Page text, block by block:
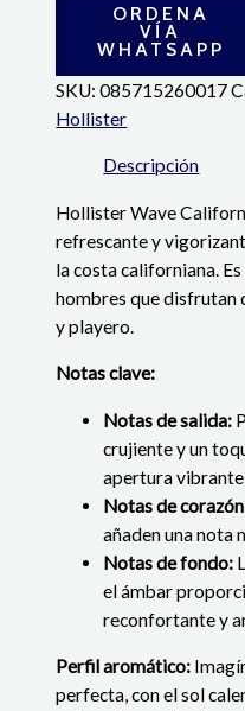
ORDENA
VÍA
WHATSAPP
SKU:085715260017
Hollister
Descripción
Hollister Wave
refrescante y
la costa californiana.
hombres que disfrutan
y playero.
Notas clave:
Notas de salida:
crujiente y un
apertura
Notas de
añaden una nota
Notas de fondo:
el ámbar
reconfortante y
Perfil aromático:
perfecta, con el sol